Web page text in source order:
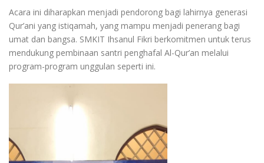
Acara ini diharapkan menjadi pendorong bagi lahirnya generasi
Qur’ani yang istiqamah, yang mampu menjadi penerang bagi
umat dan bangsa. SMKIT Ihsanul Fikri berkomitmen untuk terus
mendukung pembinaan santri penghafal Al-Qur’an melalui
program-program unggulan seperti ini.